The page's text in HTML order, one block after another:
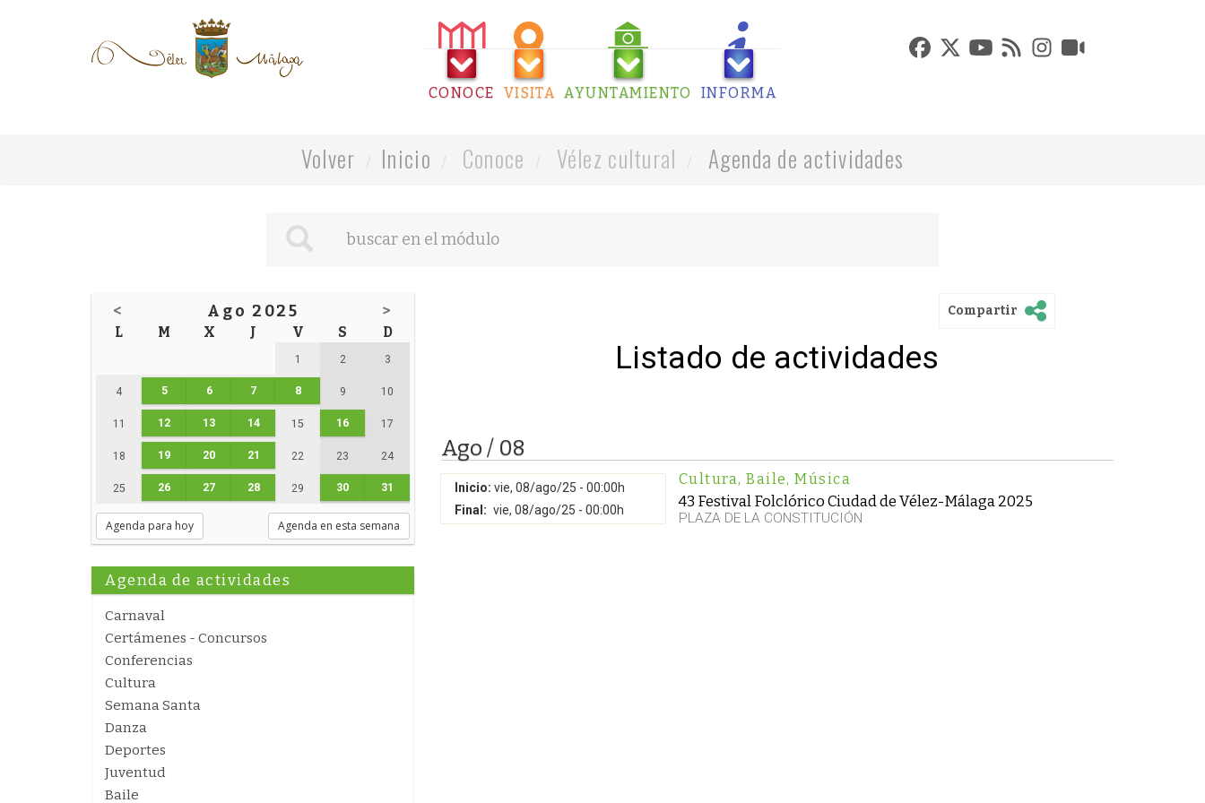
CONOCE VISITA AYUNTAMIENTO INFORMA
Volver Inicio Conoce Vélez cultural Agenda de actividades
< Ago 2025 >
L M X J V S D
1 2 3
4 5 6 7 8 9 10
11 12 13 14 15 16 17
18 19 20 21 22 23 24
25 26 27 28 29 30 31
Agenda para hoy Agenda en esta semana
Agenda de actividades
Carnaval
Certámenes - Concursos
Conferencias
Cultura
Semana Santa
Danza
Deportes
Juventud
Baile
Compartir
Listado de actividades
Ago / 08
Inicio: vie, 08/ago/25 - 00:00h
Final: vie, 08/ago/25 - 00:00h
Cultura, Baile, Música
43 Festival Folclórico Ciudad de Vélez-Málaga 2025
PLAZA DE LA CONSTITUCIÓN